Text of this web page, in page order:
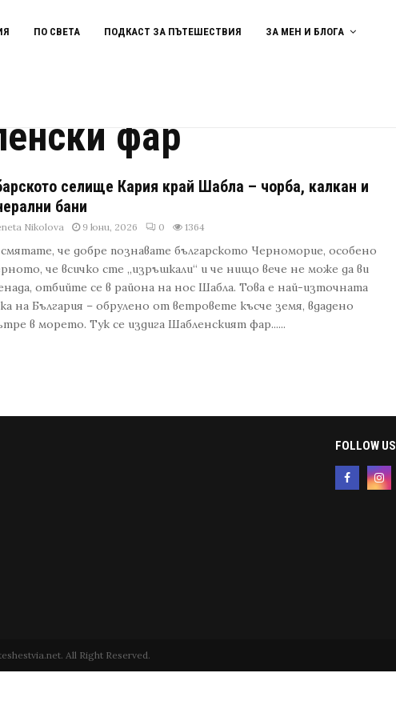
ПО СВЕТА ПОДКАСТ ЗА ПЪТЕШЕСТВИЯ ЗА МЕН И БЛОГА
фар
селище Кария край Шабла – чорба, калкан и
бани
Nikolova 9 юни, 2026 0 1364
че добре познавате българското Черноморие, особено
че всичко сте „изръшкали“ и че нищо вече не може да ви
отбийте се в района на нос Шабла. Това е най-източната
на България – обрулено от ветровете късче земя, вдадено
в морето. Тук се издига Шабленският фар......
FOLLOW US
All Right Reserved.